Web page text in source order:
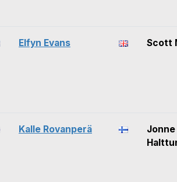
Elfyn Evans Scott
Kalle Rovanperä
Jonne